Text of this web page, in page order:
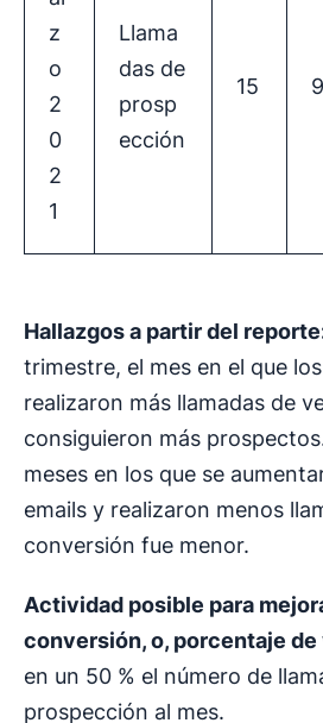
z
o
2
0
2
1
Llama
das de
prosp
ección
15 9
Hallazgos a partir del
trimestre, el mes en el que
realizaron más llamadas de
consiguieron más
meses en los que se
emails y realizaron menos
conversión fue menor.
Actividad posible para
conversión, o, porcentaje
en un 50 % el número de
prospección al mes.